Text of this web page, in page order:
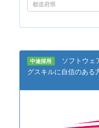
都道府県
中途採用
ソフトウェ
グスキルに自信のある